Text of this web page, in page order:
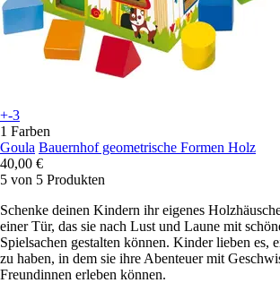
+-3
1 Farben
Goula Bauernhof geometrische Formen Holz
40,00 €
5 von 5 Produkten
Schenke deinen Kindern ihr eigenes
einer Tür, das sie nach Lust und Laune mit
Spielsachen gestalten können. Kinder lieben es,
zu haben, in dem sie ihre Abenteuer mit
Freundinnen erleben können.